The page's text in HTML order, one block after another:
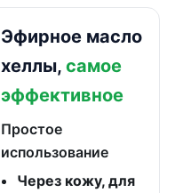
Эфирное масло
хеллы, самое
эффективное
Простое
использование
Через кожу, для